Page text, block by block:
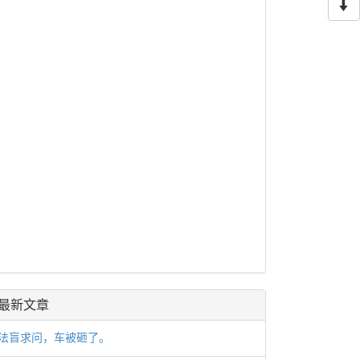
新文章
盲求问，车被砸了。